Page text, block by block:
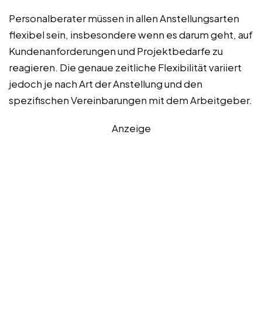
Personalberater müssen in allen Anstellungsarten
flexibel sein, insbesondere wenn es darum geht, auf
Kundenanforderungen und Projektbedarfe zu
reagieren. Die genaue zeitliche Flexibilität variiert
jedoch je nach Art der Anstellung und den
spezifischen Vereinbarungen mit dem Arbeitgeber.
Anzeige